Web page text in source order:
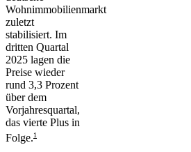
Wohnimmobilienmarkt
zuletzt
stabilisiert. Im
dritten Quartal
2025 lagen die
Preise wieder
rund 3,3 Prozent
über dem
Vorjahresquartal,
das vierte Plus in
Folge.1